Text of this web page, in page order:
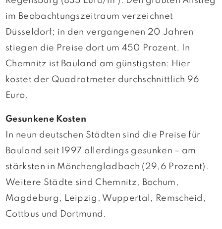
im Beobachtungszeitraum verzeichnet
Düsseldorf; in den vergangenen 20 Jahren
stiegen die Preise dort um 450 Prozent. In
Chemnitz ist Bauland am günstigsten: Hier
kostet der Quadratmeter durchschnittlich 96
Euro.
Gesunkene Kosten
In neun deutschen Städten sind die Preise für
Bauland seit 1997 allerdings gesunken – am
stärksten in Mönchengladbach (29,6 Prozent).
Weitere Städte sind Chemnitz, Bochum,
Magdeburg, Leipzig, Wuppertal, Remscheid,
Cottbus und Dortmund.